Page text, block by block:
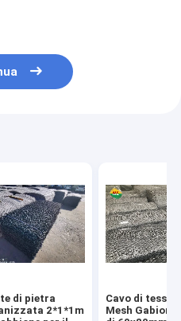
di pietra
2*1*1m
Cavo di
Mesh Gabion